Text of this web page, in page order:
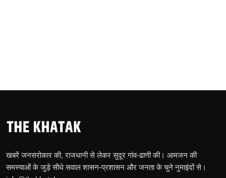
खबरें जनसरोकार की, राजधानी से लेकर सुदूर गांव-ढाणी की। आमजन की
समस्याओं के जुड़े सीधे सवाल शासन-प्रशासन और जनता के चुने नुमाइंदों से।